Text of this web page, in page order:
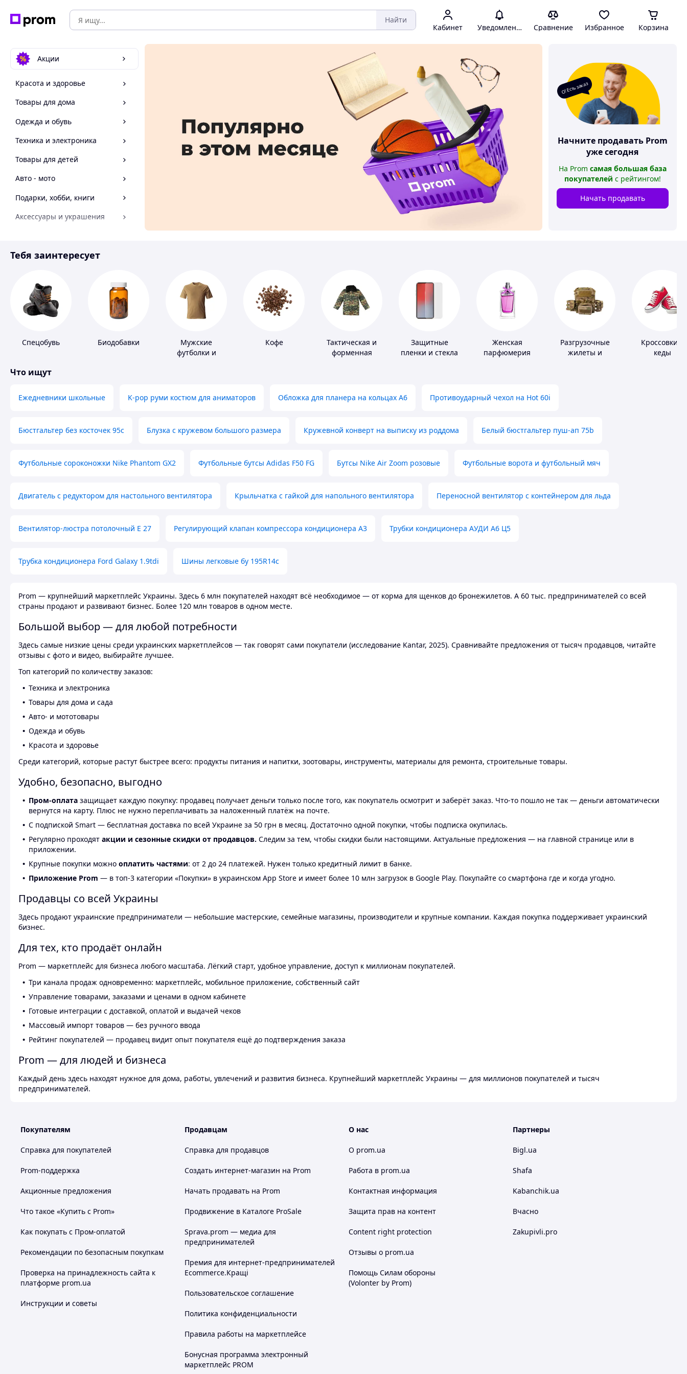
Найти
Кабинет Уведомления Сравнение Избранное Корзина
Акции
Красота и здоровье
Товары для дома
Одежда и обувь
Техника и электроника
Товары для детей
Авто - мото
Подарки, хобби, книги
Аксессуары и украшения
Спорт и отдых
О! Есть заказ
Начните продавать Prom
уже сегодня
На Prom самая большая база
покупателей с рейтингом!
Начать продавать
Тебя заинтересует
Спецобувь Биодобавки
Мужские
футболки и
Кофе
Тактическая и
форменная
Защитные
пленки и стекла
Женская
парфюмерия
Разгрузочные
жилеты и
Кроссовки и
кеды
Что ищут
Ежедневники школьные K-pop руми костюм для аниматоров Обложка для планера на кольцах А6 Противоударный чехол на Hot 60i
Бюстгальтер без косточек 95с Блузка с кружевом большого размера Кружевной конверт на выписку из роддома Белый бюстгальтер пуш-ап 75b
Футбольные сороконожки Nike Phantom GX2 Футбольные бутсы Adidas F50 FG Бутсы Nike Air Zoom розовые Футбольные ворота и футбольный мяч
Двигатель с редуктором для настольного вентилятора Крыльчатка с гайкой для напольного вентилятора Переносной вентилятор с контейнером для льда
Вентилятор-люстра потолочный E 27 Регулирующий клапан компрессора кондиционера А3 Трубки кондиционера АУДИ А6 Ц5
Трубка кондиционера Ford Galaxy 1.9tdi Шины легковые бу 195R14c
Prom — крупнейший маркетплейс Украины. Здесь 6 млн покупателей находят всё необходимое — от корма для щенков до бронежилетов. А 60 тыс. предпринимателей со всей
страны продают и развивают бизнес. Более 120 млн товаров в одном месте.
Большой выбор — для любой потребности
Здесь самые низкие цены среди украинских маркетплейсов — так говорят сами покупатели (исследование Kantar, 2025). Сравнивайте предложения от тысяч продавцов, читайте
отзывы с фото и видео, выбирайте лучшее.
Топ категорий по количеству заказов:
Техника и электроника
Товары для дома и сада
Авто- и мототовары
Одежда и обувь
Красота и здоровье
Среди категорий, которые растут быстрее всего: продукты питания и напитки, зоотовары, инструменты, материалы для ремонта, строительные товары.
Удобно, безопасно, выгодно
Пром-оплата защищает каждую покупку: продавец получает деньги только после того, как покупатель осмотрит и заберёт заказ. Что-то пошло не так — деньги автоматически
вернутся на карту. Плюс не нужно переплачивать за наложенный платёж на почте.
С подпиской Smart — бесплатная доставка по всей Украине за 50 грн в месяц. Достаточно одной покупки, чтобы подписка окупилась.
Регулярно проходят акции и сезонные скидки от продавцов. Следим за тем, чтобы скидки были настоящими. Актуальные предложения — на главной странице или в
приложении.
Крупные покупки можно оплатить частями: от 2 до 24 платежей. Нужен только кредитный лимит в банке.
Приложение Prom — в топ-3 категории «Покупки» в украинском App Store и имеет более 10 млн загрузок в Google Play. Покупайте со смартфона где и когда угодно.
Продавцы со всей Украины
Здесь продают украинские предприниматели — небольшие мастерские, семейные магазины, производители и крупные компании. Каждая покупка поддерживает украинский
бизнес.
Для тех, кто продаёт онлайн
Prom — маркетплейс для бизнеса любого масштаба. Лёгкий старт, удобное управление, доступ к миллионам покупателей.
Три канала продаж одновременно: маркетплейс, мобильное приложение, собственный сайт
Управление товарами, заказами и ценами в одном кабинете
Готовые интеграции с доставкой, оплатой и выдачей чеков
Массовый импорт товаров — без ручного ввода
Рейтинг покупателей — продавец видит опыт покупателя ещё до подтверждения заказа
Prom — для людей и бизнеса
Каждый день здесь находят нужное для дома, работы, увлечений и развития бизнеса. Крупнейший маркетплейс Украины — для миллионов покупателей и тысяч
предпринимателей.
Покупателям
Справка для покупателей
Prom-поддержка
Акционные предложения
Что такое «Купить с Prom»
Как покупать с Пром-оплатой
Рекомендации по безопасным покупкам
Проверка на принадлежность сайта к
платформе prom.ua
Инструкции и советы
Продавцам
Справка для продавцов
Создать интернет-магазин на Prom
Начать продавать на Prom
Продвижение в Каталоге ProSale
Sprava.prom — медиа для
предпринимателей
Премия для интернет-предпринимателей
Ecommerce.Кращі
Пользовательское соглашение
Политика конфиденциальности
Правила работы на маркетплейсе
Бонусная программа электронный
маркетплейс PROM
О нас
О prom.ua
Работа в prom.ua
Контактная информация
Защита прав на контент
Content right protection
Отзывы о prom.ua
Помощь Силам обороны
(Volonter by Prom)
Партнеры
Bigl.ua
Shafa
Kabanchik.ua
Вчасно
Zakupivli.pro